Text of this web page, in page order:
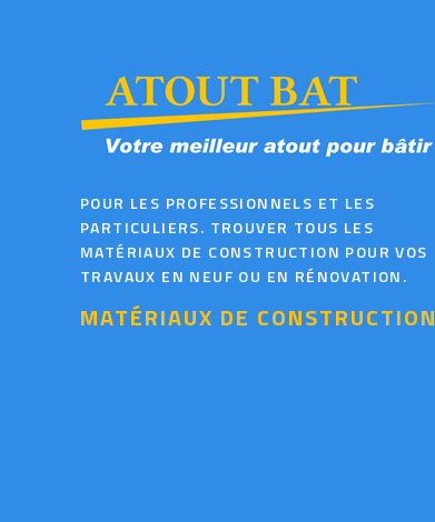
POUR LES PROFESSIONNELS ET LES
PARTICULIERS. TROUVER TOUS LES
MATÉRIAUX DE CONSTRUCTION POUR VOS
TRAVAUX EN NEUF OU EN RÉNOVATION.
MATÉRIAUX DE CONSTRUCTION